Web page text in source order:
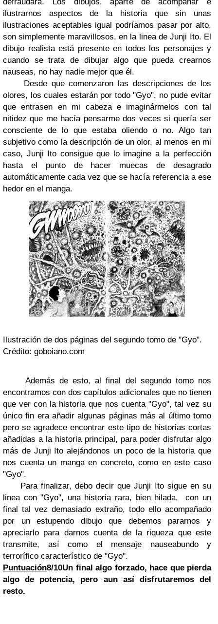
ilustrarnos aspectos de la historia que sin unas
ilustraciones aceptables igual podríamos pasar por alto,
son simplemente maravillosos, en la linea de Junji Ito. El
dibujo realista está presente en todos los personajes y
cuando se trata de dibujar algo que pueda crearnos
nauseas, no hay nadie mejor que él.
Desde que comenzaron las descripciones de los
olores, los cuales estarán por todo "Gyo", no pude evitar
que entrasen en mi cabeza e imaginármelos con tal
nitidez que me hacía pensarme dos veces si quería ser
consciente de lo que estaba oliendo o no. Algo tan
subjetivo como la descripción de un olor, al menos en mi
caso, Junji Ito consigue que lo imagine a la perfección
hasta el punto de hacer muecas de desagrado
automáticamente cada vez que se hacía referencia a ese
hedor en el manga.
Ilustración de dos páginas del segundo tomo de "Gyo".
Crédito: goboiano.com
Además de esto, al final del segundo tomo nos
encontramos con dos capítulos adicionales que no tienen
que ver con la historia que nos cuenta "Gyo", tal vez su
único fin era añadir algunas páginas más al último tomo
pero se agradece encontrar este tipo de historias cortas
añadidas a la historia principal, para poder disfrutar algo
más de Junji Ito alejándonos un poco de la historia que
nos cuenta un manga en concreto, como en este caso
"Gyo".
Para finalizar, debo decir que Junji Ito sigue en su
linea con "Gyo", una historia rara, bien hilada, con un
final tal vez demasiado extraño, todo ello acompañado
por un estupendo dibujo que debemos pararnos y
apreciarlo para darnos cuenta de la riqueza que este
transmite, así como el mensaje nauseabundo y
terrorífico característico de "Gyo".
Puntuación8/10Un final algo forzado, hace que pierda
algo de potencia, pero aun así disfrutaremos del
resto.